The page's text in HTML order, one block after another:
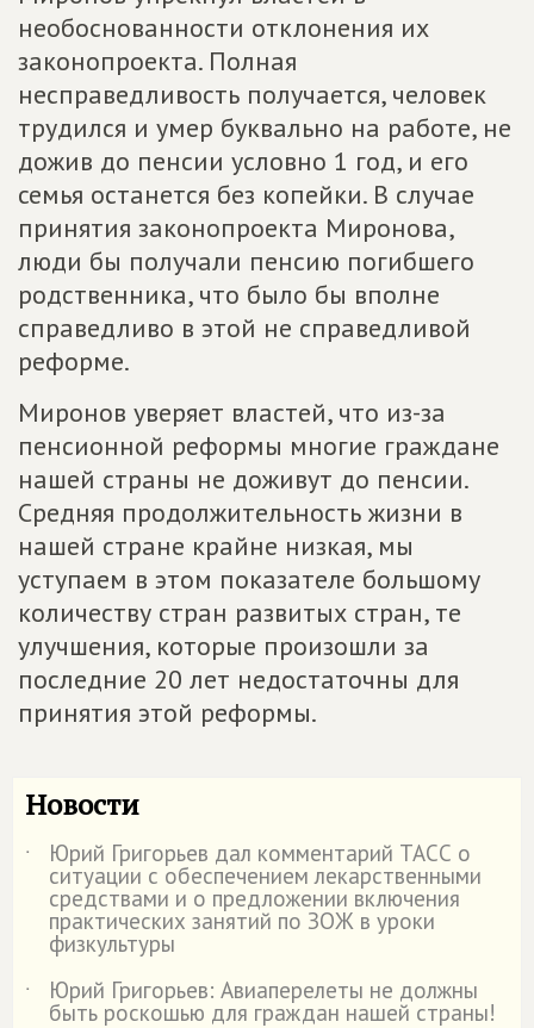
необоснованности отклонения их
законопроекта. Полная
несправедливость получается, человек
трудился и умер буквально на работе, не
дожив до пенсии условно 1 год, и его
семья останется без копейки. В случае
принятия законопроекта Миронова,
люди бы получали пенсию погибшего
родственника, что было бы вполне
справедливо в этой не справедливой
реформе.
Миронов уверяет властей, что из-за
пенсионной реформы многие граждане
нашей страны не доживут до пенсии.
Средняя продолжительность жизни в
нашей стране крайне низкая, мы
уступаем в этом показателе большому
количеству стран развитых стран, те
улучшения, которые произошли за
последние 20 лет недостаточны для
принятия этой реформы.
Новости
˙ Юрий Григорьев дал комментарий ТАСС о
ситуации с обеспечением лекарственными
средствами и о предложении включения
практических занятий по ЗОЖ в уроки
физкультуры
˙
Юрий Григорьев: Авиаперелеты не должны
быть роскошью для граждан нашей страны!